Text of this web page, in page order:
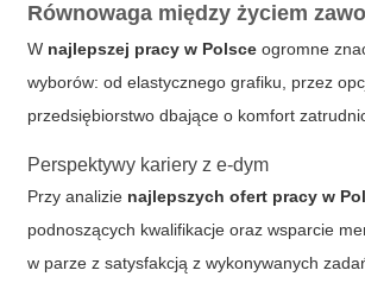
Równowaga między życiem
W najlepszej pracy w Polsce ogromne
wyborów: od elastycznego grafiku, przez
przedsiębiorstwo dbające o komfort
Perspektywy kariery ze-dym
Przy analizie najlepszych ofert pracy w
podnoszących kwalifikacje oraz wsparcie
w parze z satysfakcją z wykonywanych